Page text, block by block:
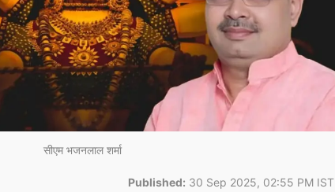
सीएम भजनलाल शर्मा
Published: 30 Sep 2025, 02:55 PM IST